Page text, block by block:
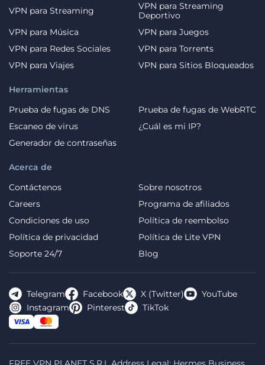
VPN para Streaming
VPN para Streaming
Deportivo
VPN para Música
VPN para Juegos
VPN para Redes Sociales
VPN para Torrents
VPN para Viajes
VPN para Sitios Bloqueados
Acerca de
Contáctenos
Sobre nosotros
Careers
Programa de afiliados
Condiciones de uso
Política de reembolso
Política de privacidad
Política de Lite VPN
Soporte 24/7
Blog
Herramientas
Prueba de fugas de DNS
Prueba de fugas de WebRTC
Escaneo de virus
¿Cuál es mi IP?
Generador de contraseñas
Telegram Facebook X (Twitter)
YouTube
Instagram
Pinterest TikTok